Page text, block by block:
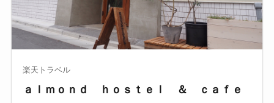
楽天トラベル
ａｌｍｏｎｄ ｈｏｓｔｅｌ ＆ ｃａｆｅ